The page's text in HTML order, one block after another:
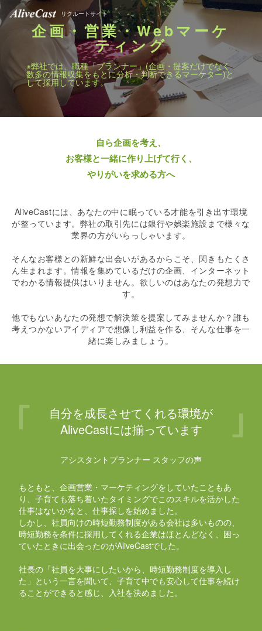
リクルートサイト
企画・営業・Webマーケ
ティング
※弊社では、職種「プランナー」(企画・提案だけでなく
数多の情報収集をもとに分析・判断できるマーケター)と
して採用しています。
自ら企画を考え、
お客様と一緒に作り上げて行く、
やりがいを求める方へ
AliveCastには、あなたの中に眠っている才能を引き出す環境
が整っています。弊社の取引先には銀行や娯楽施設まで様々な
業界の方がいらっしゃいます。
そんなお客様との新鮮な出会いがあるからこそ、閃きもたくさ
ん生まれます。情報を集めているだけの企画、インターネット
でわかる情報提供はいりません。欲しいのはあなたの発想力で
す。
他でもないあなたの発想で解決策を提案してみませんか？誰も
考えつかないアイディアで想像し利益を作る、そんな仕事を一
緒に楽しみましょう。
自分を成長させてくれる環境が
AliveCastには揃っています
アシスタントプランナー スタッフの声
もともと、企画営業・マーケティングをしていたこともあ
り、子育ても落ち着いたタイミングでこのスキルを活かした
仕事はないかなと、仕事探しを始めました。
しかし、社員向けの時短勤務制度がある会社は多いものの、
時短勤務を条件に採用してくれる企業はほとんどなく、困っ
ていたときに出会ったのがAliveCastでした。
社長の「社員を大事にしたいから、時短勤務制度を導入し
た」という一言を聞いて、子育て中でも安心して仕事を続け
ることができると感じ、入社を決めました。